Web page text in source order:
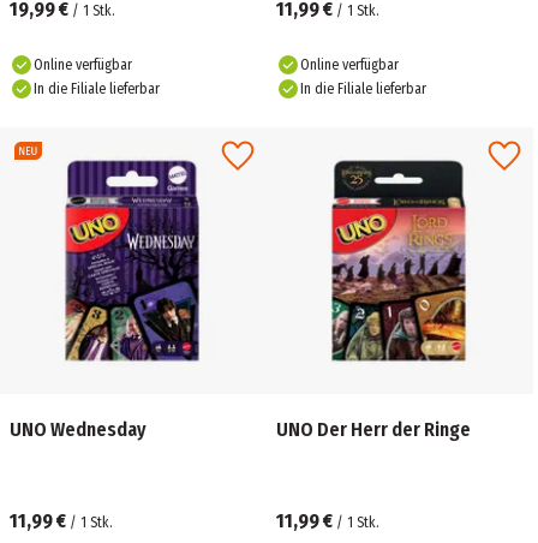
19,99 € / 1 Stk.
Online verfügbar
In die Filiale lieferbar
11,99 € / 1 Stk.
Online verfügbar
In die Filiale lieferbar
UNO Wednesday
11,99 € / 1 Stk.
UNO Der Herr der Ringe
11,99 € / 1 Stk.